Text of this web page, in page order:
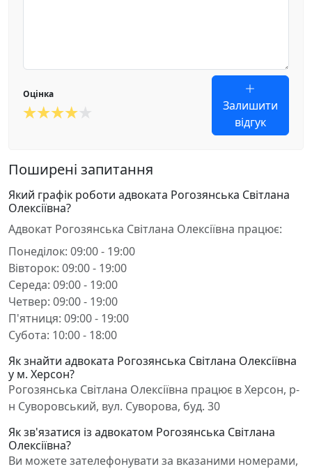
Оцінка
Залишити
відгук
Поширені запитання
Який графік роботи адвоката Рогозянська Світлана
Олексіївна?
Адвокат Рогозянська Світлана Олексіївна працює:
Понеділок: 09:00 - 19:00
Вівторок: 09:00 - 19:00
Середа: 09:00 - 19:00
Четвер: 09:00 - 19:00
П'ятниця: 09:00 - 19:00
Субота: 10:00 - 18:00
Як знайти адвоката Рогозянська Світлана Олексіївна
у м. Херсон?
Рогозянська Світлана Олексіївна працює в Херсон, р-
н Суворовський, вул. Суворова, буд. 30
Як зв'язатися із адвокатом Рогозянська Світлана
Олексіївна?
Ви можете зателефонувати за вказаними номерами,